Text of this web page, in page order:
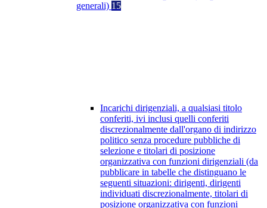
generali) 15
Incarichi dirigenziali, a qualsiasi titolo
conferiti, ivi inclusi quelli conferiti
discrezionalmente dall'organo di indirizzo
politico senza procedure pubbliche di
selezione e titolari di posizione
organizzativa con funzioni dirigenziali (da
pubblicare in tabelle che distinguano le
seguenti situazioni: dirigenti, dirigenti
individuati discrezionalmente, titolari di
posizione organizzativa con funzioni